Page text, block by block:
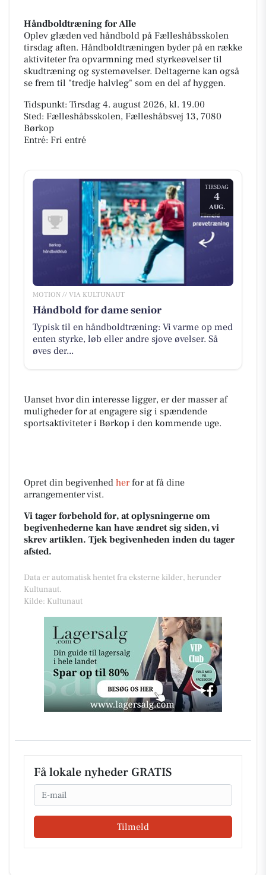
Håndboldtræning for Alle
Oplev glæden ved håndbold på Fælleshåbsskolen
tirsdag aften. Håndboldtræningen byder på en række
aktiviteter fra opvarmning med styrkeøvelser til
skudtræning og systemøvelser. Deltagerne kan også
se frem til "tredje halvleg" som en del af hyggen.
Tidspunkt: Tirsdag 4. august 2026, kl. 19.00
Sted: Fælleshåbsskolen, Fælleshåbsvej 13, 7080
Børkop
Entré: Fri entré
TIRSDAG
4
AUG.
MOTION // VIA KULTUNAUT
Håndbold for dame senior
Typisk til en håndboldtræning: Vi varme op med
enten styrke, løb eller andre sjove øvelser. Så
øves der...
Uanset hvor din interesse ligger, er der masser af
muligheder for at engagere sig i spændende
sportsaktiviteter i Børkop i den kommende uge.
Opret din begivenhed herfor at få dine
arrangementer vist.
Vi tager forbehold for, at oplysningerne om
begivenhederne kan have ændret sig siden, vi
skrev artiklen. Tjek begivenheden inden du tager
afsted.
Data er automatisk hentet fra eksterne kilder, herunder
Kultunaut.
Kilde: Kultunaut
Få lokale nyheder GRATIS
Email
Tilmeld